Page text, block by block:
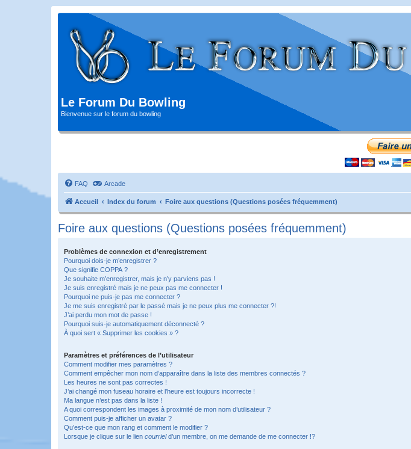
Le Forum Du Bowling
Bienvenue sur le forum du bowling
FAQ Arcade
Accueil Index du forum Foire aux questions (Questions posées fréquemment)
Foire aux questions (Questions posées fréquemment)
Problèmes de connexion et d’enregistrement
Pourquoi dois-je m’enregistrer ?
Que signifie COPPA ?
Je souhaite m’enregistrer, mais je n’y parviens pas !
Je suis enregistré mais je ne peux pas me connecter !
Pourquoi ne puis-je pas me connecter ?
Je me suis enregistré par le passé mais je ne peux plus me connecter ?!
J’ai perdu mon mot de passe !
Pourquoi suis-je automatiquement déconnecté ?
À quoi sert « Supprimer les cookies » ?
Paramètres et préférences de l’utilisateur
Comment modifier mes paramètres ?
Comment empêcher mon nom d’apparaître dans la liste des membres connectés ?
Les heures ne sont pas correctes !
J’ai changé mon fuseau horaire et l’heure est toujours incorrecte !
Ma langue n’est pas dans la liste !
A quoi correspondent les images à proximité de mon nom d’utilisateur ?
Comment puis-je afficher un avatar ?
Qu’est-ce que mon rang et comment le modifier ?
Lorsque je clique sur le lien courrield’un membre, on me demande de me connecter !?